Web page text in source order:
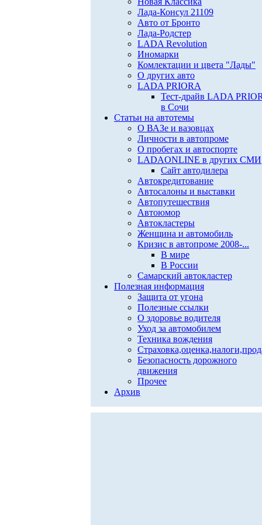
Лада-Консул 21109
Авто от Бронто
Лада-Родстер
LADA Revolution
Иномарки
Комлектации и цвета "Лады"
О других авто
LADA PRIORA
Тест-драйв LADA
в Сочи
Статьи на автотемы
О ВАЗе и вазовцах
Личности в автопроме
О пробегах и автоспорте
LADAONLINE в других СМИ
Сайт автодилера
Автокредитование
Автосалоны и выставки
Автопутешествия
Автоюмор
Автокластеры
Женщина и автомобиль
Кризис в автопроме 2008-...
В мире
В России
Самарский автокластер
Полезная информация
Защита от угона
Полезные ссылки
О здоровье водителя
Уход за автомобилем
Техника вождения
Безопасность дорожного
движения
Прочее
Архив